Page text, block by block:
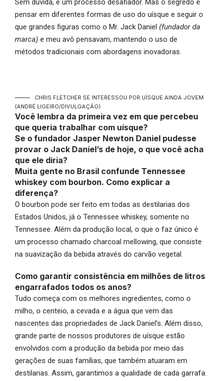
pensar em diferentes formas de uso do uísque e seguir o
que grandes figuras como o Mr. Jack Daniel (fundador da
marca) e meu avô pensavam, mantendo o uso de
métodos tradicionais com abordagens inovadoras.
CHRIS FLETCHER SE INTERESSOU POR UÍSQUE AINDA JOVEM
(ANDRÉ LIGEIRO/DIVULGAÇÃO)
Você lembra da primeira vez em que percebeu
que queria trabalhar com uísque?
Se o fundador Jasper Newton Daniel pudesse
provar o Jack Daniel’s de hoje, o que você acha
que ele diria?
Muita gente no Brasil confunde Tennessee
whiskey com bourbon. Como explicar a
diferença?
O bourbon pode ser feito em todas as destilarias dos
Estados Unidos, já o Tennessee whiskey, somente no
Tennessee. Além da produção local, o que o faz único é
um processo chamado charcoal mellowing, que consiste
na suavização da bebida através do carvão vegetal.
Como garantir consistência em milhões de litros
engarrafados todos os anos?
Tudo começa com os melhores ingredientes, como o
milho, o centeio, a cevada e a água que vem das
nascentes das propriedades de Jack Daniel’s. Além disso,
grande parte de nossos produtores de uísque estão
envolvidos com a produção da bebida por meio das
gerações de suas famílias, que também atuaram em
destilarias. Assim, garantimos a qualidade de cada garrafa.